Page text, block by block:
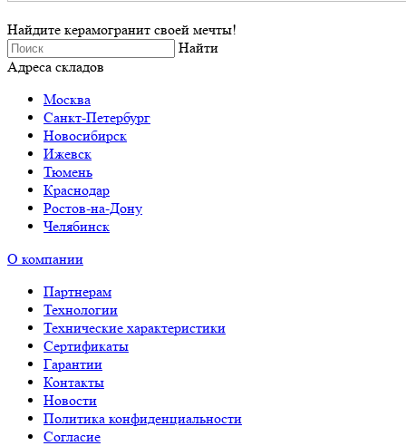
Найдите керамогранит своей мечты!
Найти
Адреса складов
Москва
Санкт-Петербург
Новосибирск
Ижевск
Тюмень
Краснодар
Ростов-на-Дону
Челябинск
О компании
Партнерам
Технологии
Технические характеристики
Сертификаты
Гарантии
Контакты
Новости
Политика конфиденциальности
Согласие